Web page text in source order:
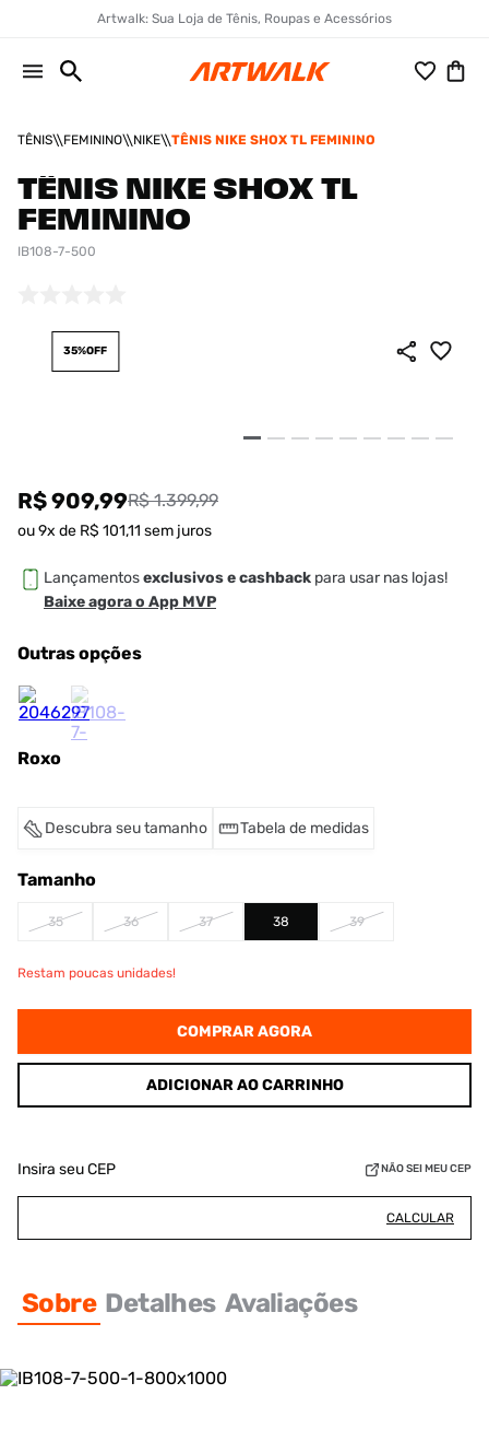
Artwalk: Sua Loja de Tênis, Roupas e Acessórios
TÊNIS FEMININO NIKE TÊNIS NIKE SHOX TL FEMININO
TÊNIS NIKE SHOX TL
FEMININO
IB108-7-500
35%OFF
R$ 909,99R$ 1.399,99
ou9x de R$ 101,11 sem juros
Lançamentosexclusivos e cashback para usar nas lojas!
Baixe agora o App MVP
Outras opções
Roxo
Descubra seu tamanho Tabela de medidas
Tamanho
35 36 37 38 39
Restam poucas unidades!
COMPRAR AGORA
ADICIONAR AO CARRINHO
Insira seu CEP NÃO SEI MEU CEP
CALCULAR
Sobre Detalhes Avaliações